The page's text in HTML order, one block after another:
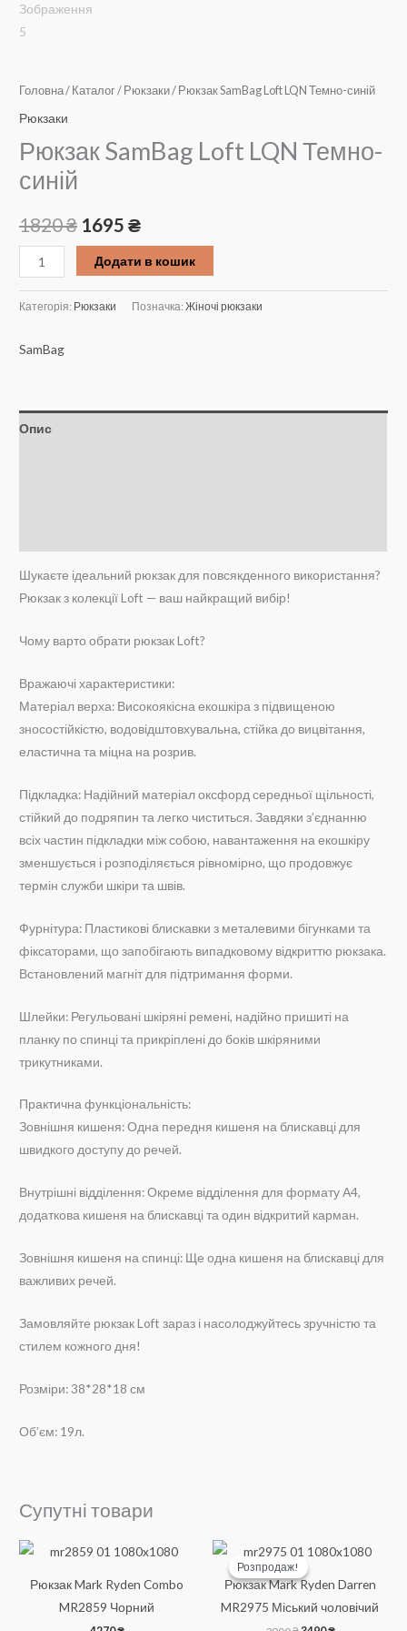
Головна/ Каталог/ Рюкзаки/ Рюкзак SamBag Loft LQN Темно-синій
Рюкзаки
Рюкзак SamBag Loft LQN Темно-
синій
1820₴ Оригінальна
ціна:
1820 ₴.
1695₴Поточна
ціна:
1695 ₴.
Рюкзак
SamBag
Loft
Темно-
Додати в кошик
Категорія: Рюкзаки Позначка:Жіночі рюкзаки
SamBag
Опис
Шукаєте ідеальний рюкзак для повсякденного використання?
Рюкзак з колекції Loft — ваш найкращий вибір!
Чому варто обрати рюкзак Loft?
Вражаючі характеристики:
Матеріал верха: Високоякісна екошкіра з підвищеною
зносостійкістю, водовідштовхувальна, стійка до вицвітання,
еластична та міцна на розрив.
Підкладка: Надійний матеріал оксфорд середньої щільності,
стійкий до подряпин та легко чиститься. Завдяки з’єднанню
всіх частин підкладки між собою, навантаження на екошкіру
зменшується і розподіляється рівномірно, що продовжує
термін служби шкіри та швів.
Фурнітура: Пластикові блискавки з металевими бігунками та
фіксаторами, що запобігають випадковому відкриттю рюкзака.
Встановлений магніт для підтримання форми.
Шлейки: Регульовані шкіряні ремені, надійно пришиті на
планку по спинці та прикріплені до боків шкіряними
трикутниками.
Практична функціональність:
Зовнішня кишеня: Одна передня кишеня на блискавці для
швидкого доступу до речей.
Внутрішні відділення: Окреме відділення для формату А4,
додаткова кишеня на блискавці та один відкритий карман.
Зовнішня кишеня на спинці: Ще одна кишеня на блискавці для
важливих речей.
Замовляйте рюкзак Loft зараз і насолоджуйтесь зручністю та
стилем кожного дня!
Розміри: 38*28*18 см
Об’єм: 19л.
Супутні товари
Рюкзак Mark Ryden Combo
MR2859 Чорний
Розпродаж!
Розпродаж!
Рюкзак Mark Ryden Darren
MR2975 Міський чоловічий